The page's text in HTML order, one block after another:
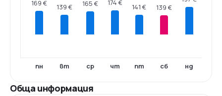
169 €
пн
139 €
вт
165 €
ср
174 €
чт
141 €
пт
139 €
сб нд
Обща информация